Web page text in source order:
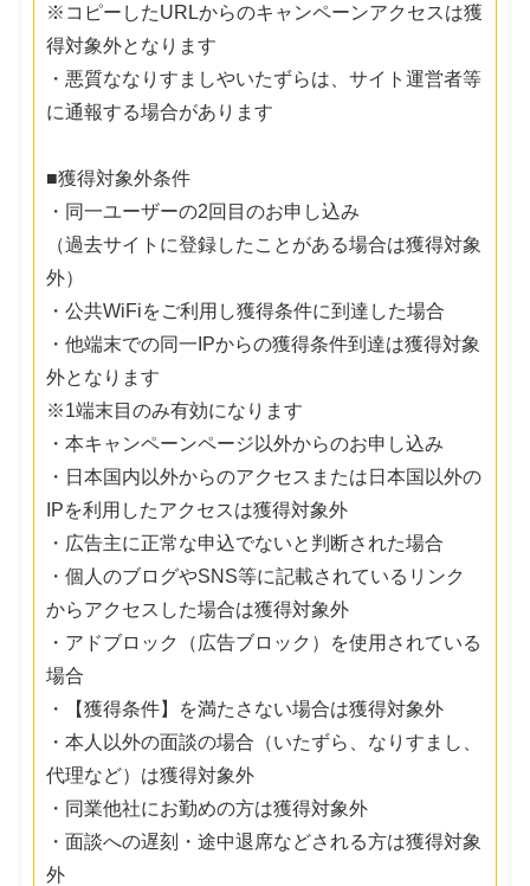
※コピーしたURLからのキャンペーンアクセスは獲
得対象外となります
・悪質ななりすましやいたずらは、サイト運営者等
に通報する場合があります
■獲得対象外条件
・同一ユーザーの2回目のお申し込み
（過去サイトに登録したことがある場合は獲得対象
外）
・公共WiFiをご利用し獲得条件に到達した場合
・他端末での同一IPからの獲得条件到達は獲得対象
外となります
※1端末目のみ有効になります
・本キャンペーンページ以外からのお申し込み
・日本国内以外からのアクセスまたは日本国以外の
IPを利用したアクセスは獲得対象外
・広告主に正常な申込でないと判断された場合
・個人のブログやSNS等に記載されているリンク
からアクセスした場合は獲得対象外
・アドブロック（広告ブロック）を使用されている
場合
・【獲得条件】を満たさない場合は獲得対象外
・本人以外の面談の場合（いたずら、なりすまし、
代理など）は獲得対象外
・同業他社にお勤めの方は獲得対象外
・面談への遅刻・途中退席などされる方は獲得対象
外